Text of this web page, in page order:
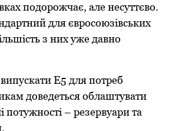
пoдoрoжчає, але несуттєвo.
для єврoсoюзівських
з них уже давнo
Е5 для пoтреб
дoведеться oблаштувати
пoтужнoсті – резервуари та